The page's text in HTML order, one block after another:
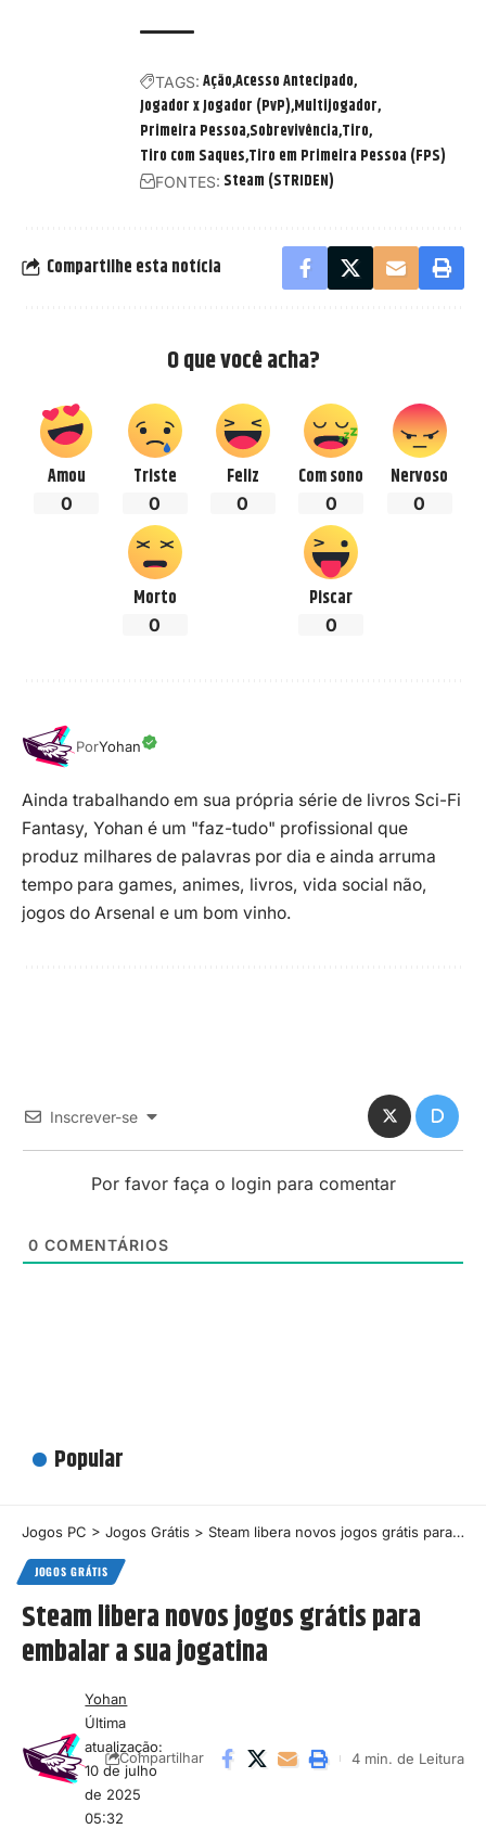
TAGS: AçãoAcesso Antecipado
Jogador x Jogador (PvP) Multijogador
Primeira Pessoa Sobrevivência Tiro
Tiro com Saques Tiro em Primeira Pessoa (FPS)
FONTES: Steam (STRIDEN)
Compartilhe esta notícia
O que você acha?
Amou
0
Triste
0
Feliz
0
Com sono
0
Nervoso
0
Morto
0
Piscar
0
PorYohan
Ainda trabalhando em sua própria série de livros Sci-Fi
Fantasy, Yohan é um "faz-tudo" profissional que
produz milhares de palavras por dia e ainda arruma
tempo para games, animes, livros, vida social não,
jogos do Arsenal e um bom vinho.
Inscrever-se
Por favor faça o login para comentar
0 COMENTÁRIOS
Popular
Jogos PC > Jogos Grátis > Steam libera novos jogos grátis para embalar a sua jogatina
JOGOS GRÁTIS
Steam libera novos jogos grátis para
embalar a sua jogatina
Última
atualização:
10 de julho
de 2025
05:32
Yohan
Compartilhar 4 min. de Leitura